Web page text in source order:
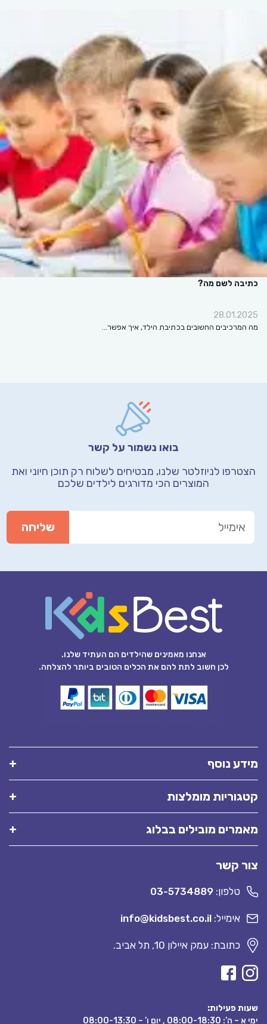
כתיבה לשם מה?
28.01.2025
מה המרכיבים החשובים בכתיבת הילד, איך אפשר…
בואו נשמור על קשר
הצטרפו לניוזלטר שלנו, מבטיחים לשלוח רק תוכן חיוני ואת
המוצרים הכי מדורגים לילדים שלכם
אנחנו מאמינים שהילדים הם העתיד שלנו.
לכן חשוב לתת להם את הכלים הטובים ביותר להצלחה.
מידע נוסף
קטגוריות מומלצות
מאמרים מובילים בבלוג
צור קשר
טלפון: 03-5734889
אימייל: info@kidsbest.co.il
כתובת: עמק איילון 10, תל אביב.
שעות פעילות:
ימי א – ה’: 08:00-18:30 , יום ו’ – 08:00-13:30